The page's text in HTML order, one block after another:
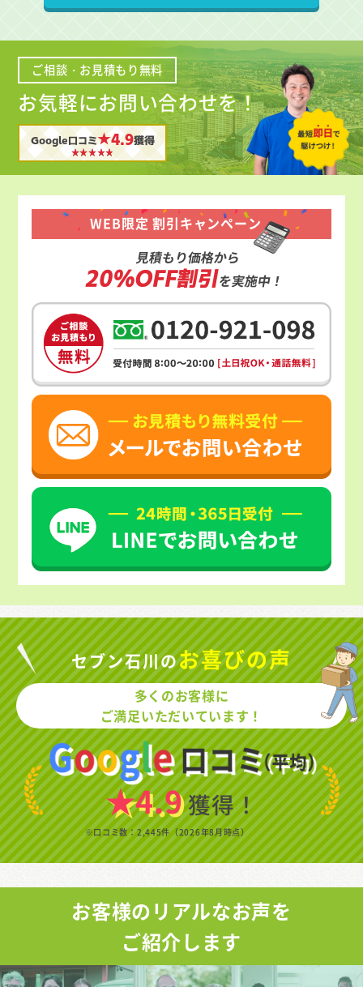
ご相談・お見積もり無料
お気軽にお問い合わせを！
Google口コミ★4.9獲得
WEB限定 割引キャンペーン
見積もり価格から
20%OFF割引を実施中！
セブン石川のお喜びの声
多くのお客様に
ご満足いただいています！
★4.9獲得！
※口コミ数：2,445件（2026年8月時点）
お客様のリアルなお声を
ご紹介します